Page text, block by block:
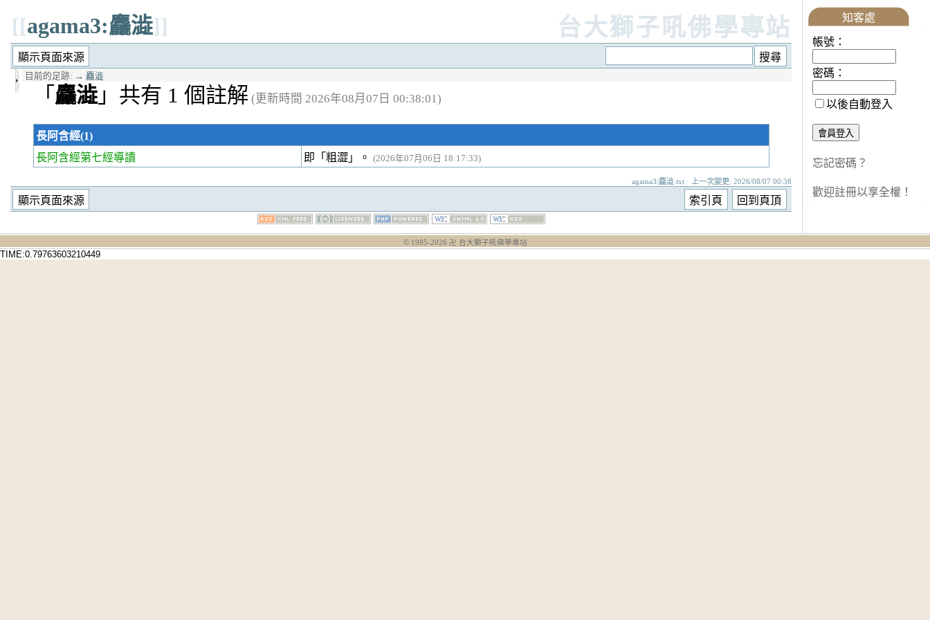
[[agama3:麤澁]] 台大獅子吼佛學專站
目前的足跡: → 麤澁
「 麤澁」共有 1 個註解 (更新時間 2026年08月07日 00:38:01)
長阿含經(1)
長阿含經第七經導讀 即「粗澀」。 (2026年07月06日 18:17:33)
agama3/麤澁.txt · 上一次變更: 2026/08/07 00:38
知客處
帳號：
密碼：
以後自動登入
忘記密碼？
歡迎註冊以享全權！
© 1995-2026 卍 台大獅子吼佛學專站
TIME:0.79763603210449